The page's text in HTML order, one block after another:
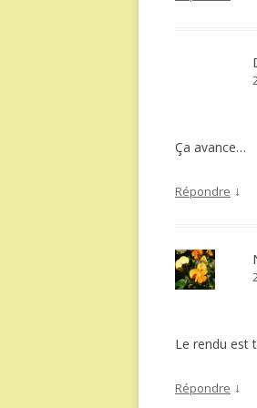
Ça avance…
Répondre ↓
Le rendu est
Répondre ↓